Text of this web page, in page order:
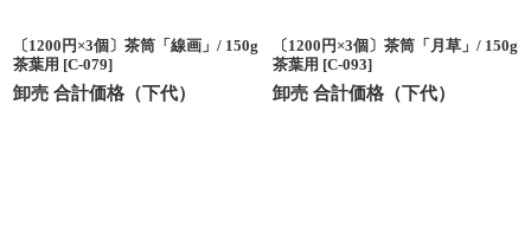
〔1200円×3個〕茶筒「線画」/ 150g
茶葉用 [C-079]
卸売 合計価格（下代）
〔1200円×3個〕茶筒「月草」/ 150g
茶葉用 [C-093]
卸売 合計価格（下代）